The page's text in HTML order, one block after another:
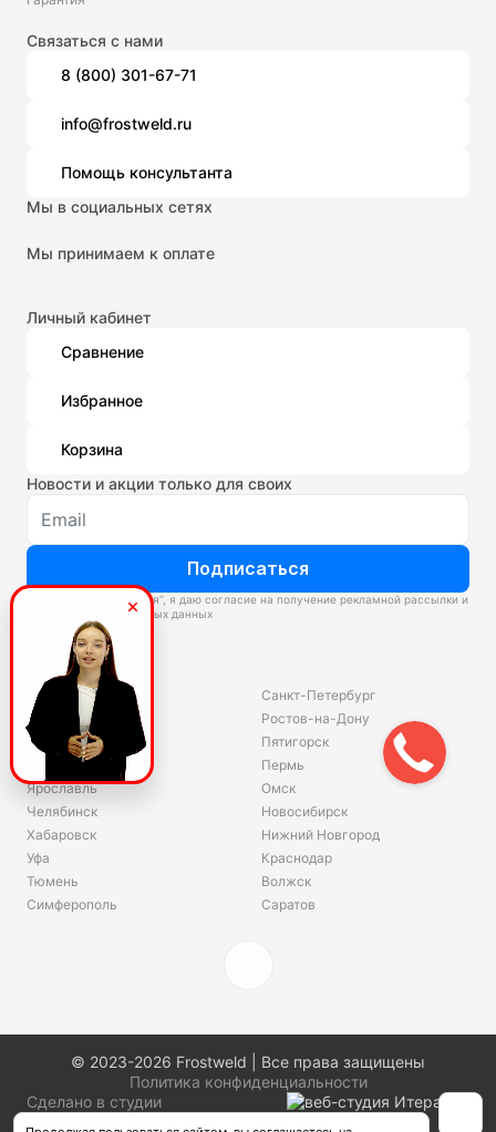
Связаться с нами
8 (800) 301-67-71
info@frostweld.ru
Помощь консультанта
Мы в социальных сетях
Мы принимаем к оплате
Личный кабинет
Сравнение
Избранное
Корзина
Новости и акции только для своих
Подписаться
Нажимая “Подписаться”, я даю согласие на получение рекламной рассылки и
обработку персональных данных
Склады
Владивосток
Екатеринбург
Красноярск
Волгоград
Ярославль
Челябинск
Хабаровск
Уфа
Тюмень
Симферополь
Санкт-Петербург
Ростов-на-Дону
Пятигорск
Пермь
Омск
Новосибирск
Нижний Новгород
Краснодар
Волжск
Саратов
© 2023-2026 Frostweld | Все права защищены
Политика конфиденциальности
Сделано в студии